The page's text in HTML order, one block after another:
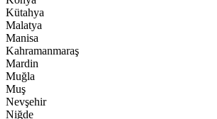
Kütahya
Malatya
Manisa
Kahramanmaraş
Mardin
Muğla
Muş
Nevşehir
Niğde